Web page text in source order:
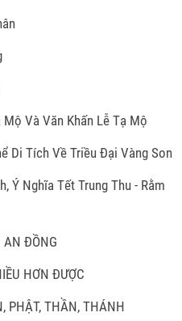
Và Văn Khấn Lễ Tạ Mộ
Di Tích Về Triều Đại Vàng Son
Ý Nghĩa Tết Trung Thu - Rằm
ĐỒNG
HƠN ĐƯỢC
PHẬT, THẦN, THÁNH